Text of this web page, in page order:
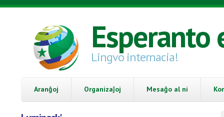
Skip to main content
Esperanto
Lingvo internacia!
Aranĝoj Organizaĵoj Mesaĝo al ni